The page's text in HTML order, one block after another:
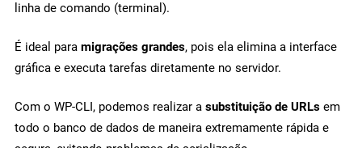
linha de comando (terminal).
É ideal para migrações grandes, pois ela elimina a interface
gráfica e executa tarefas diretamente no servidor.
Com o WP-CLI, podemos realizar a substituição de URLs em
todo o banco de dados de maneira extremamente rápida e